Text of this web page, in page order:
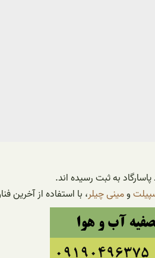
ومینی چیلر، با استفاده از آخرین